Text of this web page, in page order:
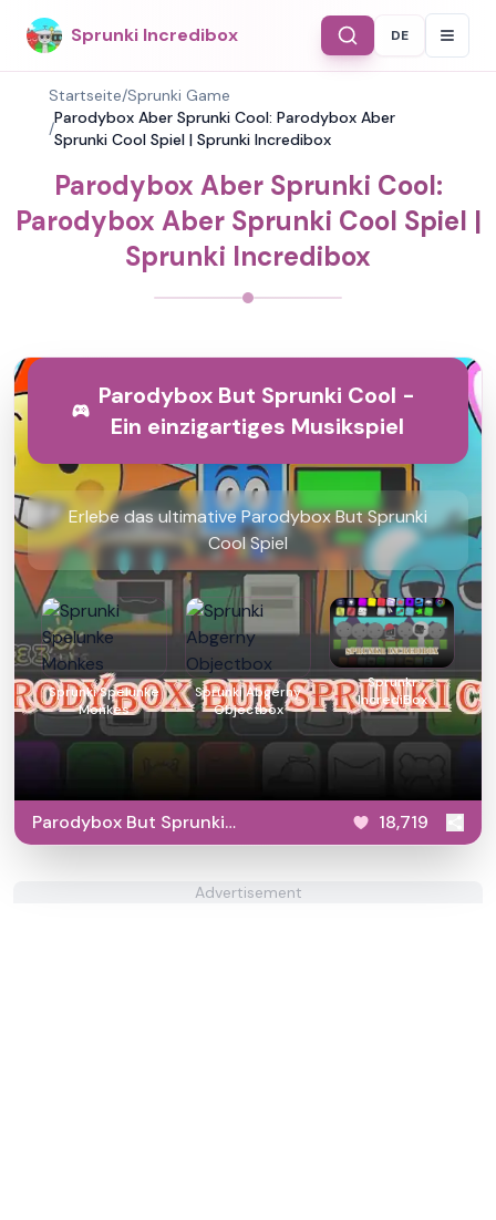
Sprunki Incredibox Select
DE
Startseite/Sprunki Game
/
Parodybox Aber Sprunki Cool: Parodybox Aber
Sprunki Cool Spiel | Sprunki Incredibox
Parodybox Aber Sprunki Cool:
Parodybox Aber Sprunki Cool Spiel |
Sprunki Incredibox
Parodybox But Sprunki Cool -
Ein einzigartiges Musikspiel
Erlebe das ultimative Parodybox But Sprunki
Cool Spiel
Sprunki Spelunke
Monkes
Sprunki Abgerny
Objectbox
Sprunkr
IncrediBox
Parodybox But Sprunki
Cool
18,719
Advertisement